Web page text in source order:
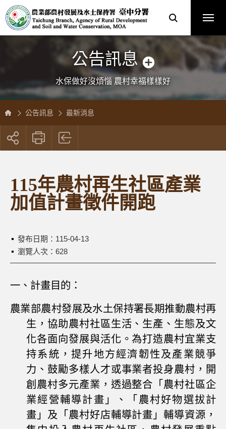
塊
及
公告訊息
水保做好沒煩惱 農村幸福樣樣好
公告訊息 最新消息
社
115年農村再生社區產業
加值計畫徵件開跑
發布日期： 115-04-13
瀏覽人次：628
一、 計畫目的：
農業部農村發展及水土保持署長期推動農村再
生，協助農村社區生活、生產、生態及文
化各面向發展與活化。為打造農村宜業支
持系統，提升地方經濟韌性及產業競爭
力、鼓勵多樣人才或事業者投身農村，開
創農村多元產業，透過整合「農村社區企
業經營輔導計畫」、「農村好物選拔計
畫」及「農村好店輔導計畫」輔導資源，